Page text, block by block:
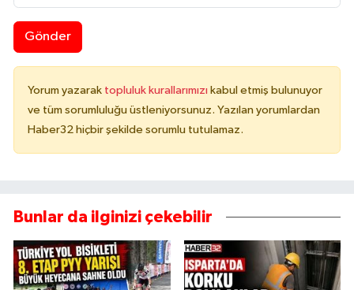
Gönder
Yorum yazarak topluluk kurallarımızı kabul etmiş bulunuyor
ve tüm sorumluluğu üstleniyorsunuz. Yazılan yorumlardan
Haber32 hiçbir şekilde sorumlu tutulamaz.
Bunlar da ilginizi çekebilir